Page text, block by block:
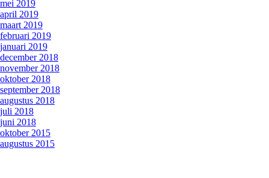
mei 2019
april 2019
maart 2019
februari 2019
januari 2019
december 2018
november 2018
oktober 2018
september 2018
augustus 2018
juli 2018
juni 2018
oktober 2015
augustus 2015